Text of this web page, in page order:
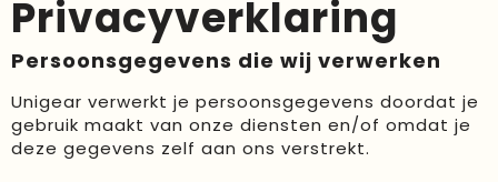
Drinkwaren
Events
Give Aways
Kerst
Verjaardagen
Voetbal, EK en WK
Privacyverklaring
Persoonsgegevens die wij verwerken
Unigear verwerkt je persoonsgegevens doordat je
gebruik maakt van onze diensten en/of omdat je
deze gegevens zelf aan ons verstrekt.